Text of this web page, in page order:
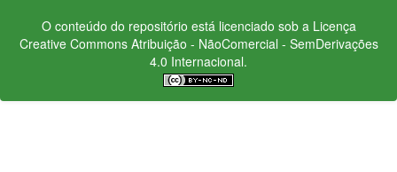
O conteúdo do repositório está licenciado sob a Licença
Creative CommonsAtribuição - NãoComercial - SemDerivações
4.0 Internacional.